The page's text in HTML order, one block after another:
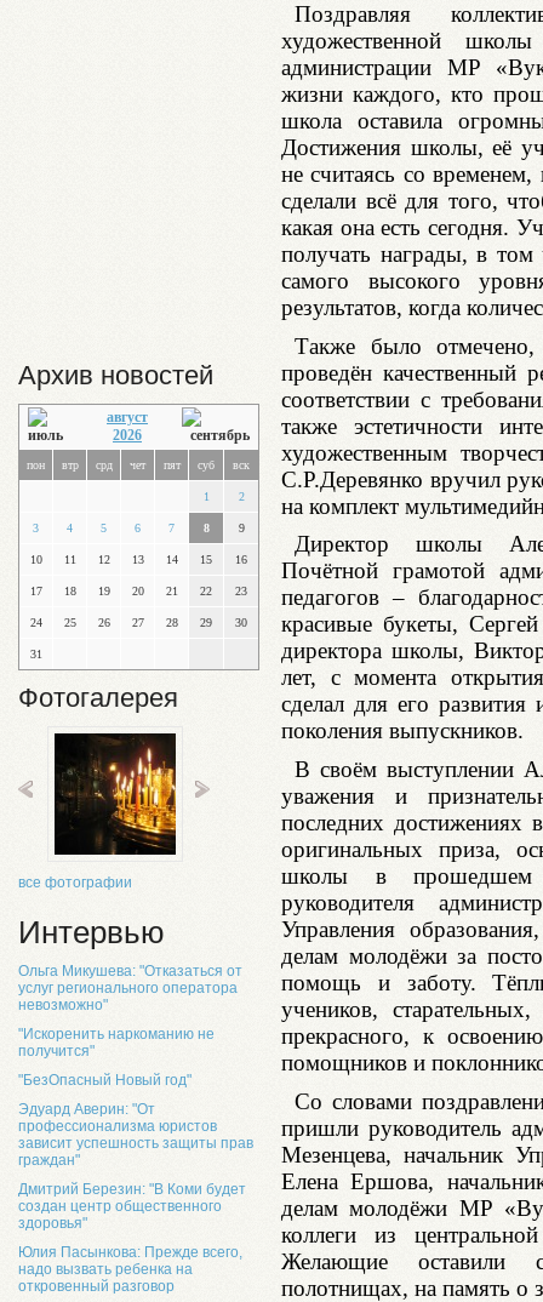
Архив новостей
август
2026
пон втр срд чет пят суб вск
1 2
3 4 5 6 7 8 9
10 11 12 13 14 15 16
17 18 19 20 21 22 23
24 25 26 27 28 29 30
31
Фотогалерея
все фотографии
Интервью
Ольга Микушева: "Отказаться от
услуг регионального оператора
невозможно"
"Искоренить наркоманию не
получится"
"БезОпасный Новый год"
Эдуард Аверин: "От
профессионализма юристов
зависит успешность защиты прав
граждан"
Дмитрий Березин: "В Коми будет
создан центр общественного
здоровья"
Юлия Пасынкова: Прежде всего,
надо вызвать ребенка на
откровенный разговор
Поздравляя
художественной
администрации МР
жизни каждого, кто
школа оставила
Достижения школы, её
не считаясь со временем,
сделали всё для того,
какая она есть сегодня.
получать награды, в том
самого высокого
результатов, когда
Также было
проведён качественный
соответствии с
также эстетичности
художественным
С.Р.Деревянко вручил
на комплект
Директор школы
Почётной грамотой
педагогов –
красивые букеты,
директора школы,
лет, с момента
сделал для его развития
поколения выпускников.
В своём выступлении
уважения и
последних достижениях
оригинальных приза,
школы в прошедшем
руководителя
Управления
делам молодёжи за
помощь и заботу.
учеников,
прекрасного, к
помощников и
Со словами
пришли руководитель
Мезенцева, начальник
Елена Ершова,
делам молодёжи МР
коллеги из
Желающие оставили
полотнищах, на память о